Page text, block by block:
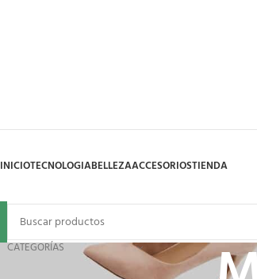
INICIOTECNOLOGIABELLEZAACCESORIOSTIENDA
CATEGORÍAS